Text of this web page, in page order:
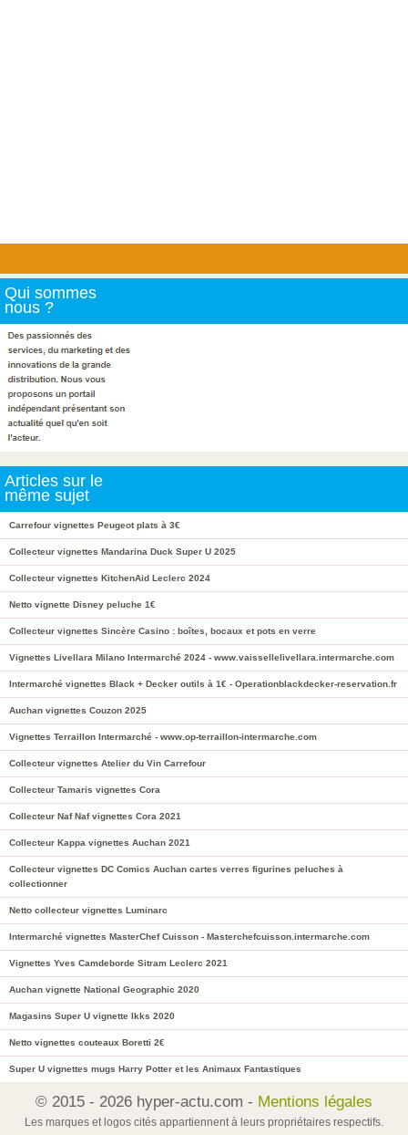
Qui sommes
nous ?
Articles sur le
même sujet
Carrefour vignettes Peugeot plats à 3€
Collecteur vignettes Mandarina Duck Super U 2025
Collecteur vignettes KitchenAid Leclerc 2024
Netto vignette Disney peluche 1€
Collecteur vignettes Sincère Casino : boîtes, bocaux et pots en verre
Vignettes Livellara Milano Intermarché 2024 - www.vaissellelivellara.intermarche.com
Intermarché vignettes Black + Decker outils à 1€ - Operationblackdecker-reservation.fr
Auchan vignettes Couzon 2025
Vignettes Terraillon Intermarché - www.op-terraillon-intermarche.com
Collecteur vignettes Atelier du Vin Carrefour
Collecteur Tamaris vignettes Cora
Collecteur Naf Naf vignettes Cora 2021
Collecteur Kappa vignettes Auchan 2021
Collecteur vignettes DC Comics Auchan cartes verres figurines peluches à
collectionner
Netto collecteur vignettes Luminarc
Intermarché vignettes MasterChef Cuisson - Masterchefcuisson.intermarche.com
Vignettes Yves Camdeborde Sitram Leclerc 2021
Auchan vignette National Geographic 2020
Magasins Super U vignette Ikks 2020
Netto vignettes couteaux Boretti 2€
Super U vignettes mugs Harry Potter et les Animaux Fantastiques
© 2015 - 2026 hyper-actu.com - Mentions légales
Les marques et logos cités appartiennent à leurs propriétaires respectifs.